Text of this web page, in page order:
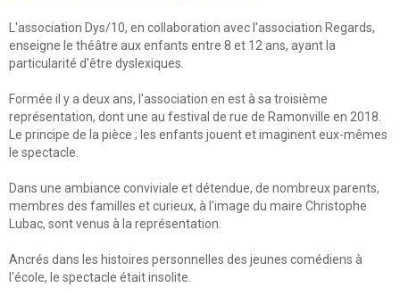
L'association Dys/10, en collaboration avec l'association Regards,
enseigne le théâtre aux enfants entre 8 et 12 ans, ayant la
particularité d'être dyslexiques.
Formée il y a deux ans, l'association en est à sa troisième
représentation, dont une au festival de rue de Ramonville en 2018.
Le principe de la pièce ; les enfants jouent et imaginent eux-mêmes
le spectacle.
Dans une ambiance conviviale et détendue, de nombreux parents,
membres des familles et curieux, à l'image du maire Christophe
Lubac, sont venus à la représentation.
Ancrés dans les histoires personnelles des jeunes comédiens à
l'école, le spectacle était insolite.